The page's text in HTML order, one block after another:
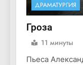
ДРАМАТУРГИЯ
Гроза
11 минуты
Пьеса